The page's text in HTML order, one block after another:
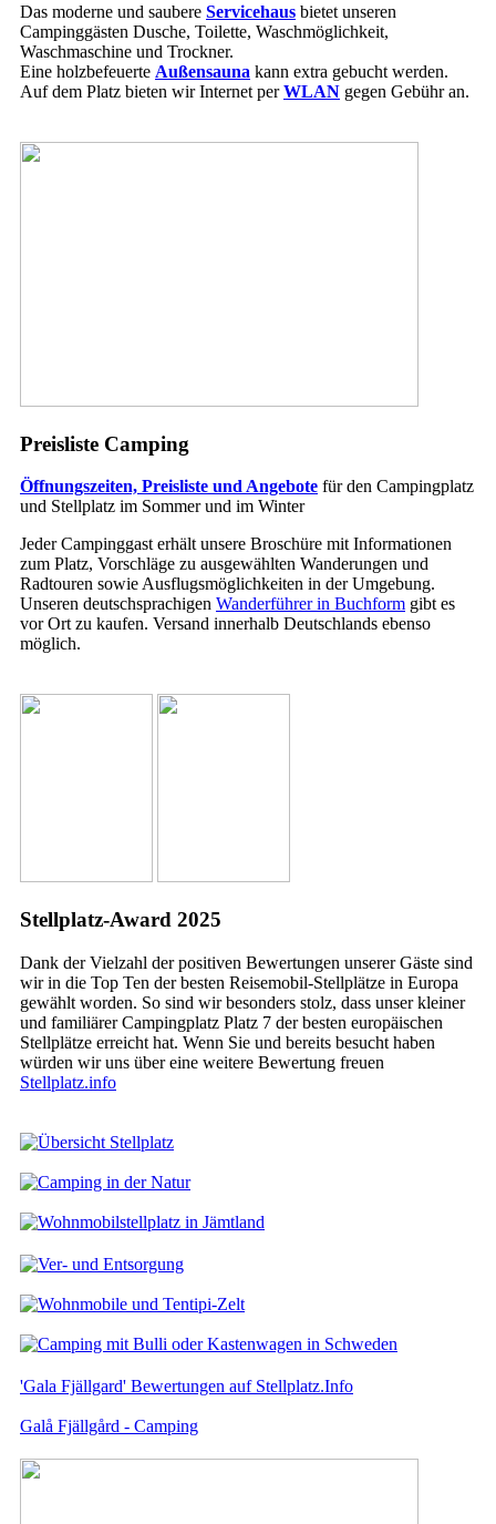
Das moderne und saubere Servicehaus bietet unseren
Campinggästen Dusche, Toilette, Waschmöglichkeit,
Waschmaschine und Trockner.
Eine holzbefeuerte Außensauna kann extra gebucht werden.
Auf dem Platz bieten wir Internet perWLAN gegen Gebühr an.
Preisliste Camping
Öffnungszeiten, Preisliste und Angebote für den Campingplatz
und Stellplatz im Sommer und im Winter
Jeder Campinggast erhält unsere Broschüre mit Informationen
zum Platz, Vorschläge zu ausgewählten Wanderungen und
Radtouren sowie Ausflugsmöglichkeiten in der Umgebung.
Unseren deutschsprachigen Wanderführer in Buchform gibt es
vor Ort zu kaufen. Versand innerhalb Deutschlands ebenso
möglich.
Stellplatz-Award 2025
Dank der Vielzahl der positiven Bewertungen unserer Gäste sind
wir in die Top Ten der besten Reisemobil-Stellplätze in Europa
gewählt worden. So sind wir besonders stolz, dass unser kleiner
und familiärer Campingplatz Platz 7 der besten europäischen
Stellplätze erreicht hat. Wenn Sie und bereits besucht haben
würden wir uns über eine weitere Bewertung freuen
Stellplatz.info
'Gala Fjällgard' Bewertungen auf Stellplatz.Info
Galå Fjällgård - Camping